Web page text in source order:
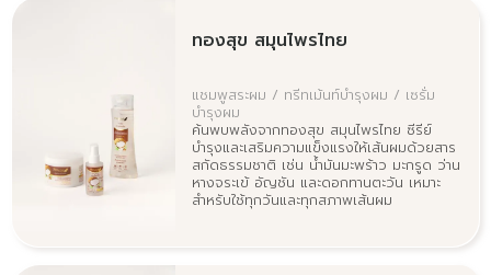
ทองสุข สมุนไพรไทย
แชมพูสระผม / ทรีทเม้นท์บำรุงผม / เซรั่ม
บำรุงผม
ค้นพบพลังจากทองสุข สมุนไพรไทย ซีรีย์
บำรุงและเสริมความแข็งแรงให้เส้นผมด้วยสาร
สกัดธรรมชาติ เช่น น้ำมันมะพร้าว มะกรูด ว่าน
หางจระเข้ อัญชัน และดอกทานตะวัน เหมาะ
สำหรับใช้ทุกวันและทุกสภาพเส้นผม